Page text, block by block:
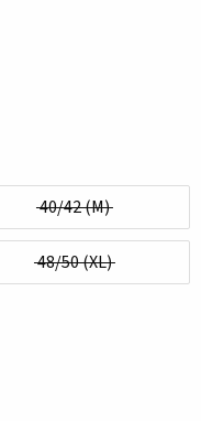
40/42 (M)
48/50 (XL)